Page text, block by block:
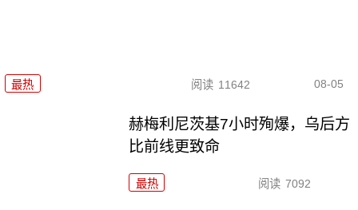
最热 阅读 11642 08-05
赫梅利尼茨基7小时殉爆，乌后方
比前线更致命
最热 阅读 7092